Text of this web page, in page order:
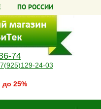
ПО РОССИИ
74
24-03
25%